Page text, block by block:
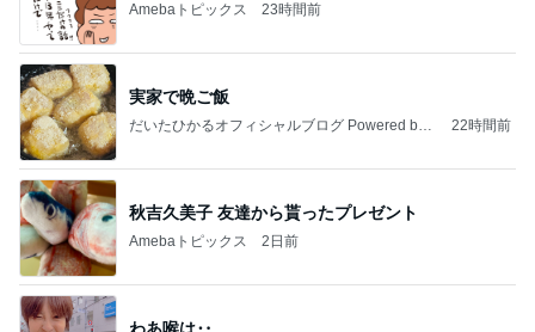
Amebaトピックス 23時間前
実家で晩ご飯
だいたひかるオフィシャルブログ Powered by
22時間前
秋吉久美子 友達から貰ったプレゼント
Amebaトピックス 2日前